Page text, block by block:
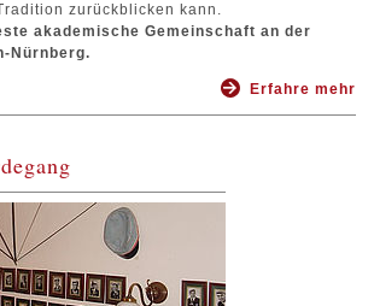
zurückblicken kann.
akademische Gemeinschaft an der
Nürnberg.
Erfahre mehr